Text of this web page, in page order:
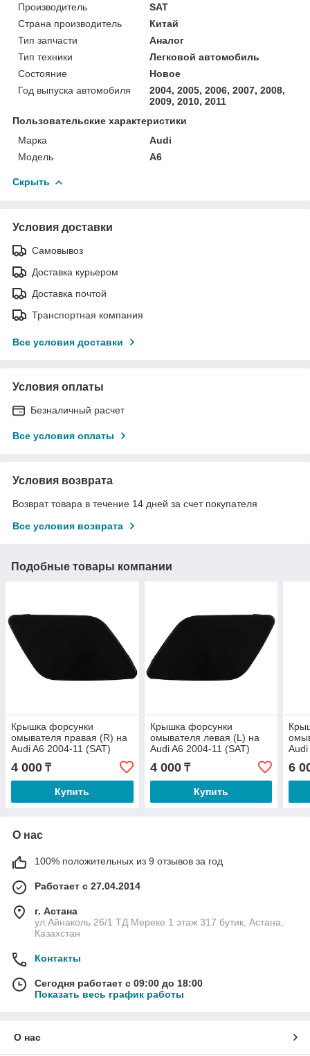
Производитель
SAT
Страна производитель
Китай
Тип запчасти
Аналог
Тип техники
Легковой автомобиль
Состояние
Новое
Год выпуска автомобиля
2004, 2005, 2006, 2007, 2008,
2009, 2010, 2011
Пользовательские характеристики
Марка
Audi
Модель
A6
Скрыть
Условия доставки
Самовывоз
Доставка курьером
Доставка почтой
Транспортная компания
Все условия доставки
Условия оплаты
Безналичный расчет
Все условия оплаты
Условия возврата
Возврат товара в течение 14 дней за счет покупателя
Все условия возврата
Подобные товары компании
Крышка форсунки
омывателя правая (R) на
Audi A6 2004-11 (SAT)
4 000 ₸
Купить
Крышка форсунки
омывателя левая (L) на
Audi A6 2004-11 (SAT)
4 000₸
Купить
6
О нас
100% положительных из 9 отзывов за год
Работает с 27.04.2014
г. Астана
ул.Айнаколь 26/1 ТД Мереке 1 этаж 317 бутик, Астана,
Казахстан
Контакты
Сегодня работает с 09:00 до 18:00
Показать весь график работы
О нас